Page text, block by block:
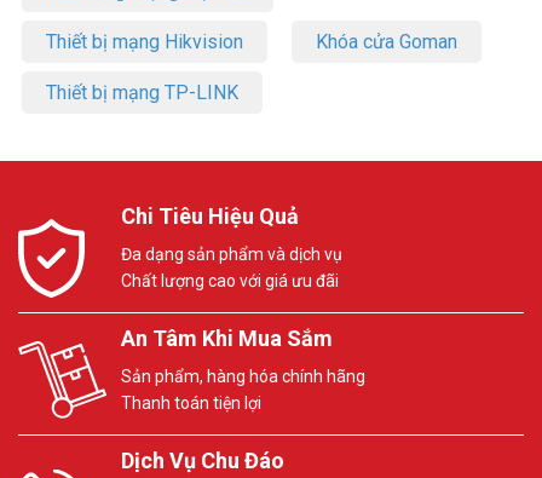
Thiết bị mạng Hikvision Khóa cửa Goman
Thiết bị mạng TP-LINK
Chi Tiêu Hiệu Quả
Đa dạng sản phẩm và dịch vụ
Chất lượng cao với giá ưu đãi
An Tâm Khi Mua Sắm
Sản phẩm, hàng hóa chính hãng
Thanh toán tiện lợi
Dịch Vụ Chu Đáo